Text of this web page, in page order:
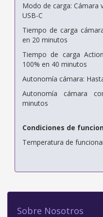
Modo de carga: Cámara
USB-C
Tiempo de carga
en 20 minutos
Tiempo de carga
100% en 40 minutos
Autonomía cámara:
Autonomía cámara
minutos
Condiciones de
Temperatura de
Sobre Nosotros